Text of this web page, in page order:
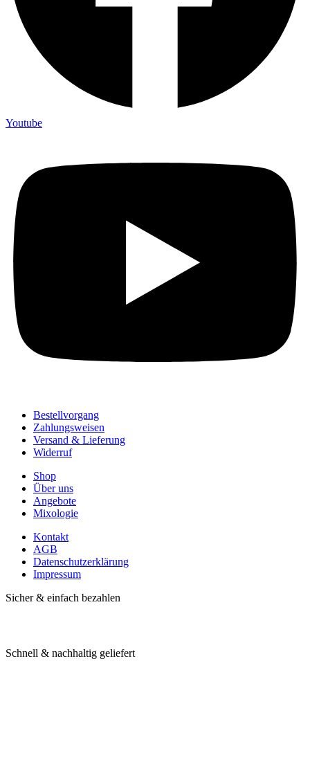
Youtube
Bestellvorgang
Zahlungsweisen
Versand & Lieferung
Widerruf
Shop
Über uns
Angebote
Mixologie
Kontakt
AGB
Datenschutzerklärung
Impressum
Sicher & einfach bezahlen
Schnell & nachhaltig geliefert